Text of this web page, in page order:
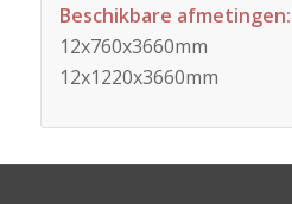
Beschikbare afmetingen:
12x760x3660mm
12x1220x3660mm